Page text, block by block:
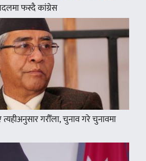
फस्दै कांग्रेस
गरौँला, चुनाव गरे चुनावमा